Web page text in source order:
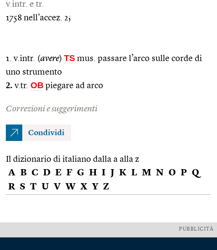
v.intr. e tr.
1758 nell'accez. 2;
1. v.intr. (avere) TS mus. passare l’arco sulle corde di
uno strumento
2. v.tr. OB piegare ad arco
Correzioni e suggerimenti
Condividi
Il dizionario di italiano dalla a alla z
A B C D E F G H I J K L M N O P Q
R S T U V W X Y Z
PUBBLICITÀ